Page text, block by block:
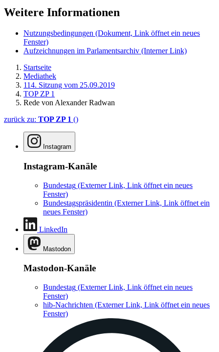
Weitere Informationen
Nutzungsbedingungen (Dokument, Link öffnet ein neues
Fenster)
Aufzeichnungen im Parlamentsarchiv (Interner Link)
Startseite
Mediathek
114. Sitzung vom 25.09.2019
TOP ZP 1
Rede von Alexander Radwan
zurück zu: TOP ZP 1 ()
Instagram
Instagram-Kanäle
Bundestag (Externer Link, Link öffnet ein neues
Fenster)
Bundestagspräsidentin (Externer Link, Link öffnet ein
neues Fenster)
LinkedIn
Mastodon
Mastodon-Kanäle
Bundestag (Externer Link, Link öffnet ein neues
Fenster)
hib-Nachrichten (Externer Link, Link öffnet ein neues
Fenster)